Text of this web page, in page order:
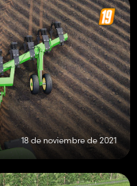
18 de noviembre de 2021